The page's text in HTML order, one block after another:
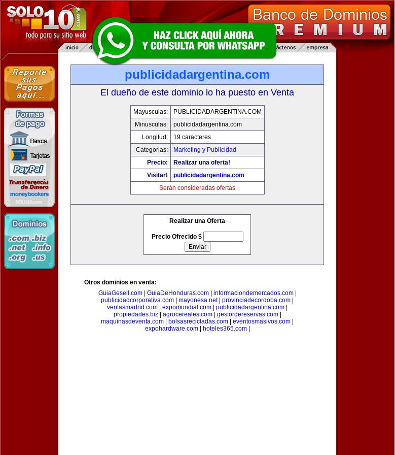
publicidadargentina.com
El dueño de este dominio lo ha puesto en Venta
Mayusculas:
PUBLICIDADARGENTINA.COM
Minusculas:
publicidadargentina.com
Longitud:
19 caracteres
Categorias:
Marketing y Publicidad
Precio:
Realizar una oferta!
Visitar!
publicidadargentina.com
Serán consideradas ofertas
Realizar una Oferta
Precio Ofrecido $
Otros dominios en venta:
GuiaGesell.com| GuiaDeHonduras.com| informaciondemercados.com|
publicidadcorporativa.com
mayonesa.net| provinciadecordoba.com
ventasmadrid.com
expomundial.com publicidadargentina.com
propiedades.biz| agrocereales.com| gestordereservas.com|
maquinasdeventa.com
bolsasrecicladas.com eventosmasivos.com
expohardware.com| hoteles365.com|